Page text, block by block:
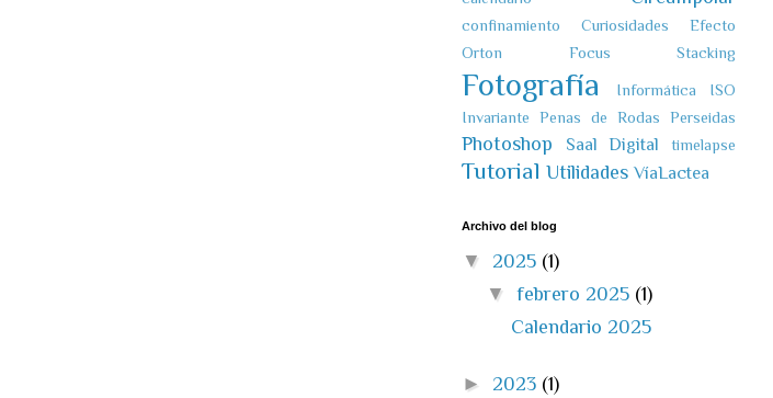
confinamiento Curiosidades
Efecto
Orton
Focus Stacking
Fotografía Informática
ISO
Invariante
Penas de Rodas Perseidas
Photoshop Saal Digital timelapse
Tutorial Utilidades VíaLactea
Archivo del blog
▼ 2025 (1)
▼ febrero 2025 (1)
Calendario 2025
► 2023 (1)